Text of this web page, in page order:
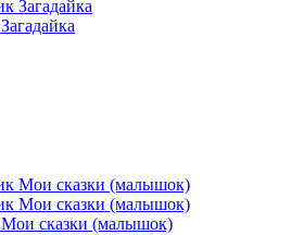
сказки (малышок)